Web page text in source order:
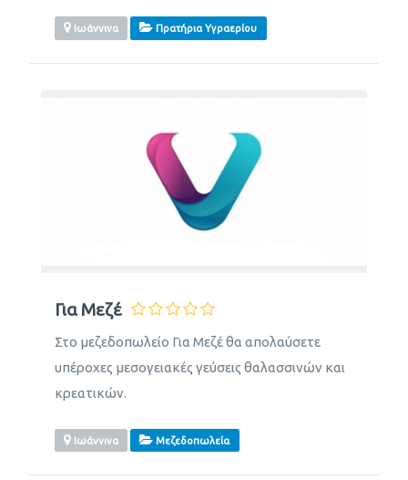
Ιωάννινα Πρατήρια Υγραερίου
Για Μεζέ
Στο μεζεδοπωλείο Για Μεζέ θα απολαύσετε
υπέροχες μεσογειακές γεύσεις θαλασσινών και
κρεατικών.
Ιωάννινα Μεζεδοπωλεία